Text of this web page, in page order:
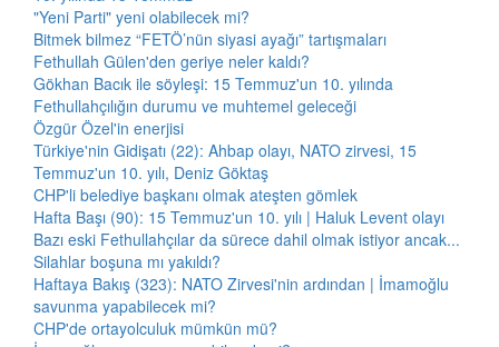
"Yeni Parti" yeni olabilecek mi?
Bitmek bilmez “FETÖ’nün siyasi ayağı” tartışmaları
Fethullah Gülen'den geriye neler kaldı?
Gökhan Bacık ile söyleşi: 15 Temmuz'un 10. yılında
Fethullahçılığın durumu ve muhtemel geleceği
Özgür Özel'in enerjisi
Türkiye'nin Gidişatı (22): Ahbap olayı, NATO zirvesi, 15
Temmuz'un 10. yılı, Deniz Göktaş
CHP'li belediye başkanı olmak ateşten gömlek
Hafta Başı (90): 15 Temmuz'un 10. yılı | Haluk Levent olayı
Bazı eski Fethullahçılar da sürece dahil olmak istiyor ancak...
Silahlar boşuna mı yakıldı?
Haftaya Bakış (323): NATO Zirvesi'nin ardından | İmamoğlu
savunma yapabilecek mi?
CHP'de ortayolculuk mümkün mü?